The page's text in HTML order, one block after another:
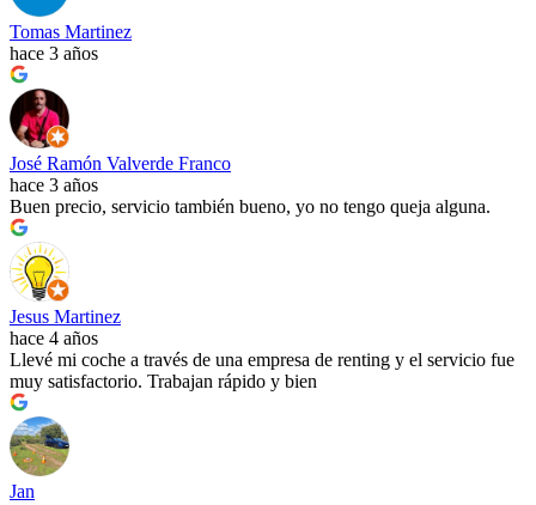
Tomas Martinez
hace 3 años
José Ramón Valverde Franco
hace 3 años
Buen precio, servicio también bueno, yo no tengo queja alguna.
Jesus Martinez
hace 4 años
Llevé mi coche a través de una empresa de renting y el servicio fue
muy satisfactorio. Trabajan rápido y bien
Jan